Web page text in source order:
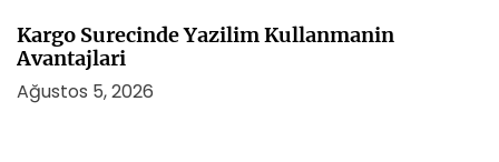
Kargo Surecinde Yazilim Kullanmanin
Avantajlari
Ağustos 5, 2026